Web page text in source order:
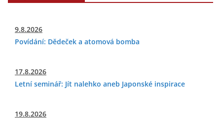
9.8.2026
Povídání: Dědeček a atomová bomba
17.8.2026
Letní seminář: Jít nalehko aneb Japonské inspirace
19.8.2026